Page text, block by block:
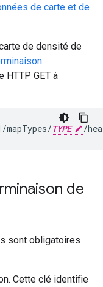
de carte et de
de densité de
HTTP GET à
TYPE /
de
sont obligatoires
Cette clé identifie